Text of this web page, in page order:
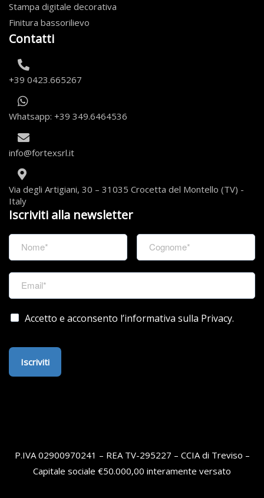
Stampa digitale decorativa
Finitura bassorilievo
Contatti
+39 0423.665267
Whatsapp: +39 349.6464536
info@fortexsrl.it
Via degli Artigiani, 30 – 31035 Crocetta del Montello (TV) -
Italy
Iscriviti alla newsletter
Accetto e acconsento l’informativa sulla Privacy.
Iscriviti
P.IVA 02900970241 – REA TV-295227 – CCIA di Treviso –
Capitale sociale €50.000,00 interamente versato